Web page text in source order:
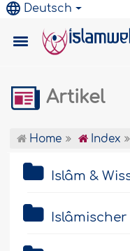
Deutsch
Artikel
Home Index
Islâm &